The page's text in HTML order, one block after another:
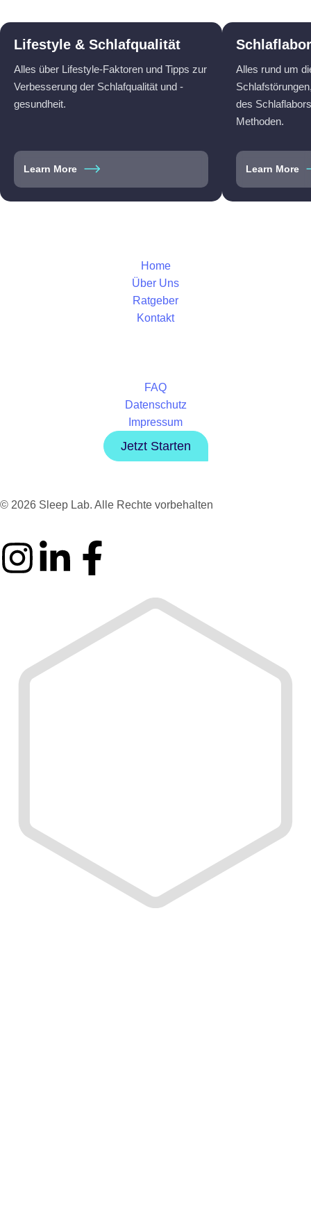
Lifestyle & Schlafqualität
Alles über Lifestyle-Faktoren und Tipps zur
Verbesserung der Schlafqualität und -
gesundheit.
Learn More
Alles rund um
des
Methoden.
Learn More
Home
Über Uns
Ratgeber
Kontakt
FAQ
Datenschutz
Impressum
Jetzt Starten
© 2026 Sleep Lab. Alle Rechte vorbehalten